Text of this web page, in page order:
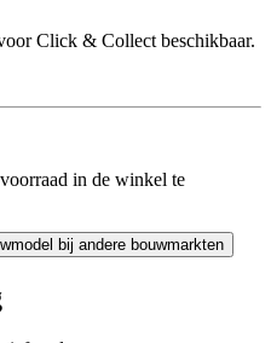
Click & Collect beschikbaar.
in de winkel te
bij andere bouwmarkten